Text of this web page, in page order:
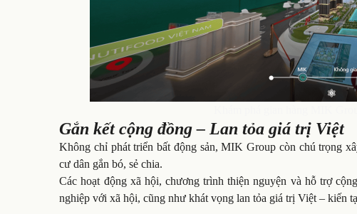
Gắn kết cộng đồng – Lan tỏa giá trị Việt
Không chỉ phát triển bất động sản, MIK Group còn chú trọng
cư dân gắn bó, sẻ chia.
Các hoạt động xã hội, chương trình thiện nguyện và hỗ trợ
nghiệp với xã hội, cũng như khát vọng lan tỏa giá trị Việt – kiến